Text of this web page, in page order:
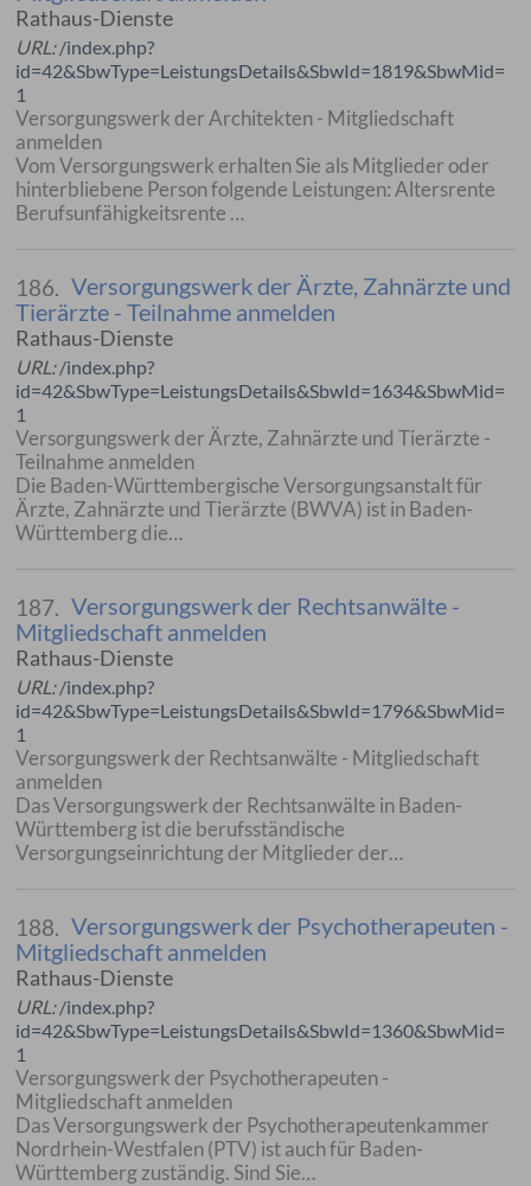
Rathaus-Dienste
URL:/index.php?
id=42&SbwType=LeistungsDetails&SbwId=1819&SbwMid=
1
Versorgungswerk der Architekten - Mitgliedschaft
anmelden
Vom Versorgungswerk erhalten Sie als Mitglieder oder
hinterbliebene Person folgende Leistungen: Altersrente
Berufsunfähigkeitsrente …
186. Versorgungswerk der Ärzte, Zahnärzte und
Tierärzte - Teilnahme anmelden
Rathaus-Dienste
URL:/index.php?
id=42&SbwType=LeistungsDetails&SbwId=1634&SbwMid=
1
Versorgungswerk der Ärzte, Zahnärzte und Tierärzte -
Teilnahme anmelden
Die Baden-Württembergische Versorgungsanstalt für
Ärzte, Zahnärzte und Tierärzte (BWVA) ist in Baden-
Württemberg die…
187. Versorgungswerk der Rechtsanwälte -
Mitgliedschaft anmelden
Rathaus-Dienste
URL:/index.php?
id=42&SbwType=LeistungsDetails&SbwId=1796&SbwMid=
1
Versorgungswerk der Rechtsanwälte - Mitgliedschaft
anmelden
Das Versorgungswerk der Rechtsanwälte in Baden-
Württemberg ist die berufsständische
Versorgungseinrichtung der Mitglieder der…
188. Versorgungswerk der Psychotherapeuten -
Mitgliedschaft anmelden
Rathaus-Dienste
URL:/index.php?
id=42&SbwType=LeistungsDetails&SbwId=1360&SbwMid=
1
Versorgungswerk der Psychotherapeuten -
Mitgliedschaft anmelden
Das Versorgungswerk der Psychotherapeutenkammer
Nordrhein-Westfalen (PTV) ist auch für Baden-
Württemberg zuständig. Sind Sie…